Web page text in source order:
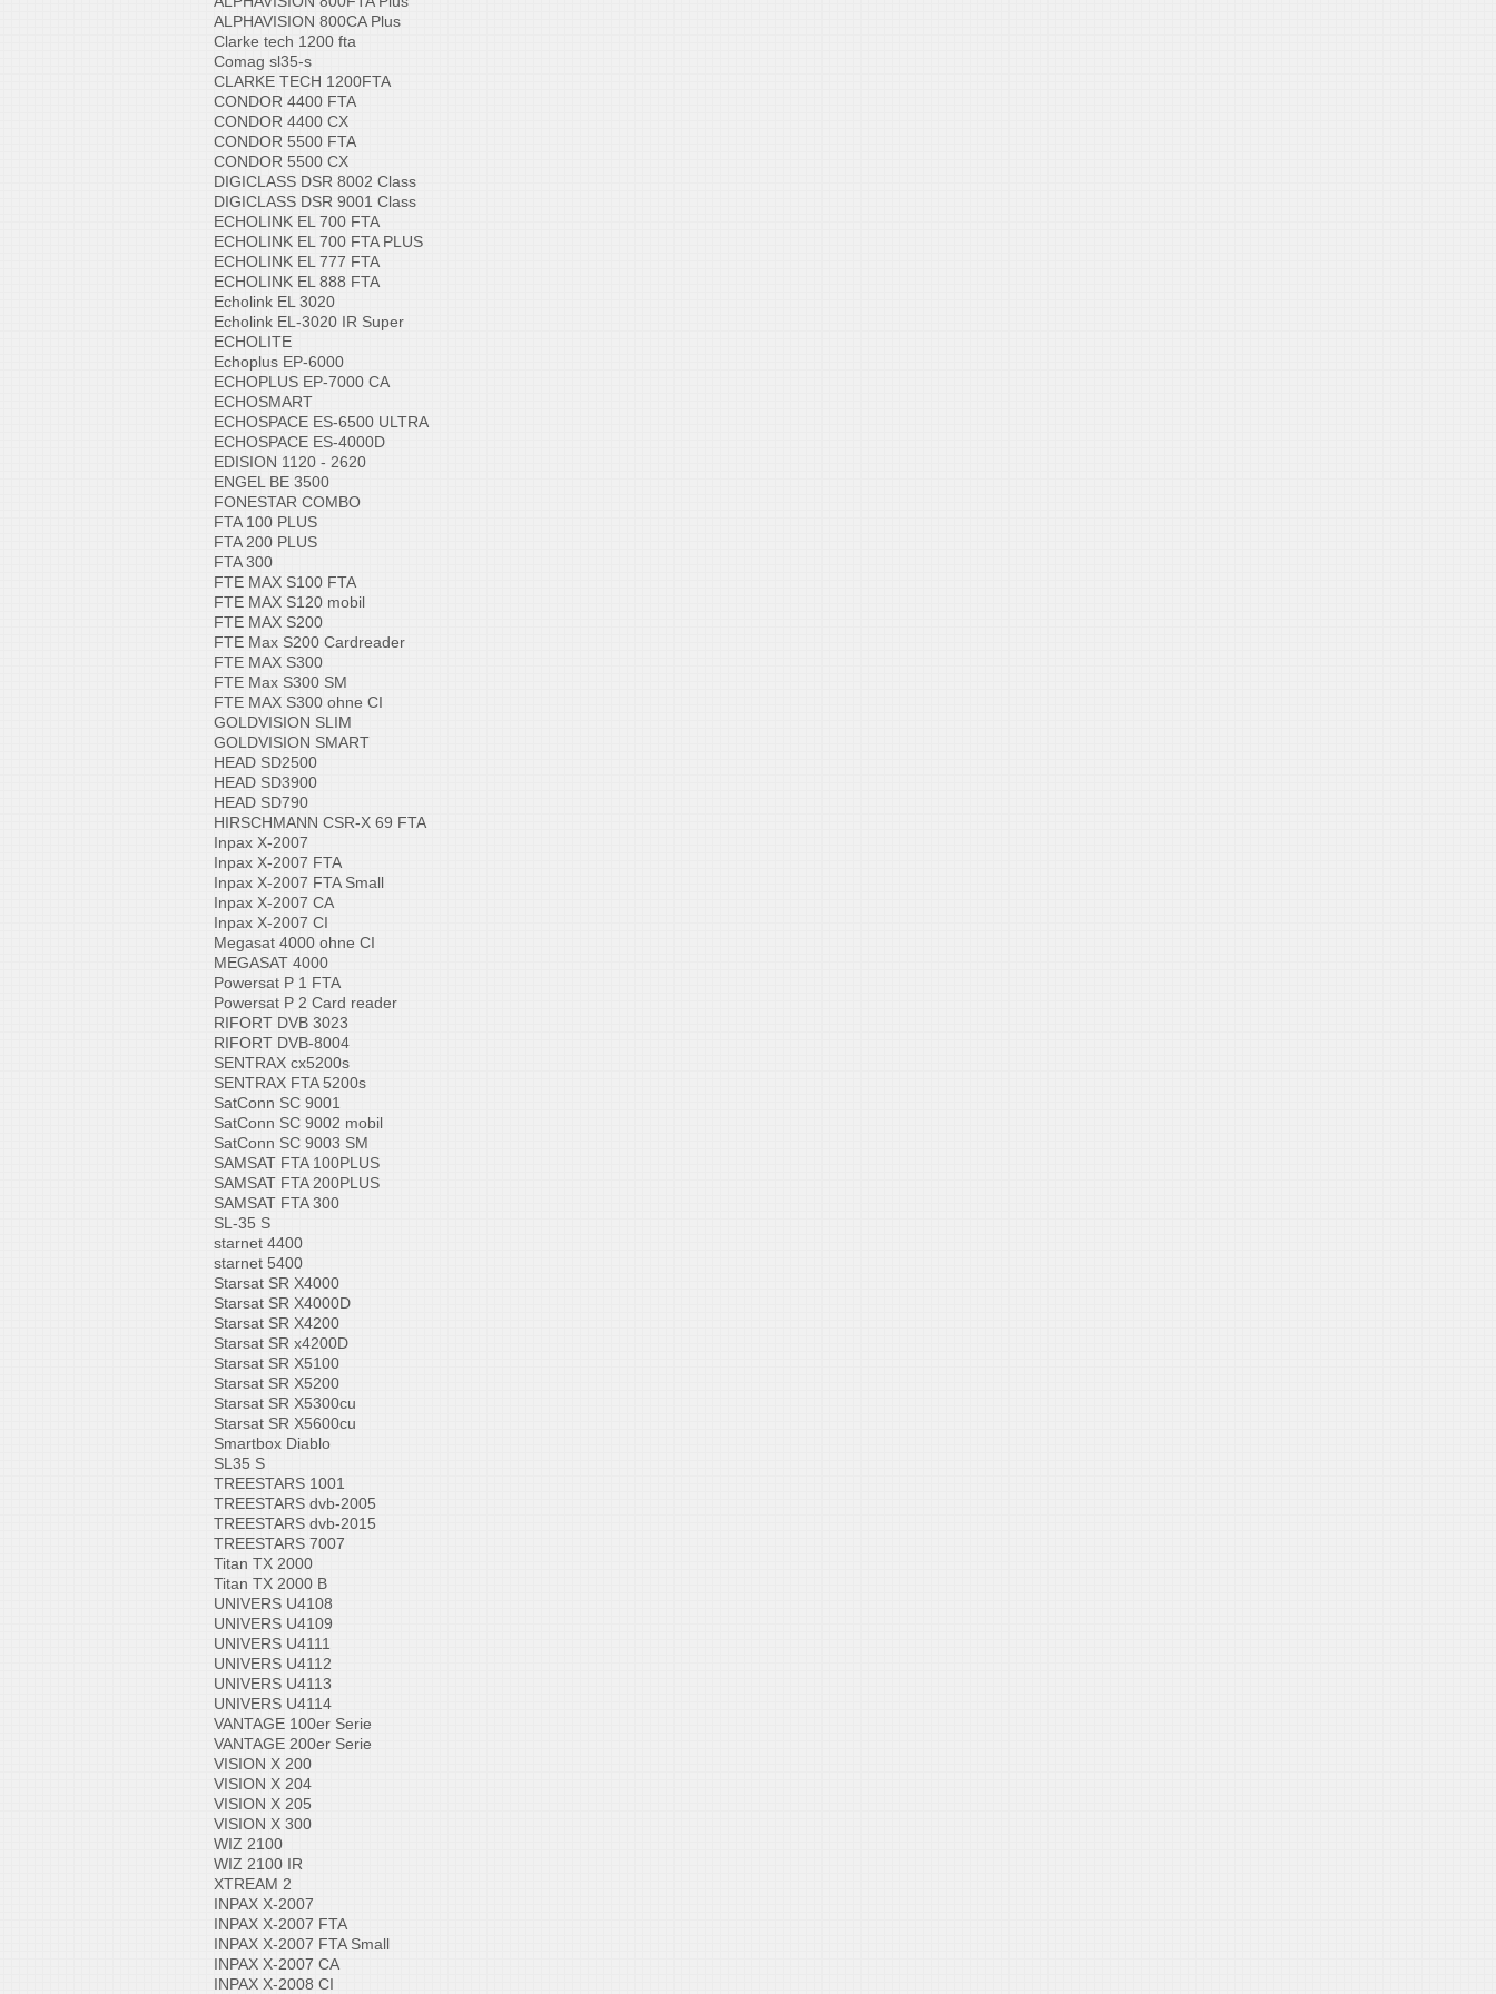
ALPHAVISION 800CA Plus
Clarke tech 1200 fta
Comag sl35-s
CLARKE TECH 1200FTA
CONDOR 4400 FTA
CONDOR 4400 CX
CONDOR 5500 FTA
CONDOR 5500 CX
DIGICLASS DSR 8002 Class
DIGICLASS DSR 9001 Class
ECHOLINK EL 700 FTA
ECHOLINK EL 700 FTA PLUS
ECHOLINK EL 777 FTA
ECHOLINK EL 888 FTA
Echolink EL 3020
Echolink EL-3020 IR Super
ECHOLITE
Echoplus EP-6000
ECHOPLUS EP-7000 CA
ECHOSMART
ECHOSPACE ES-6500 ULTRA
ECHOSPACE ES-4000D
EDISION 1120 - 2620
ENGEL BE 3500
FONESTAR COMBO
FTA 100 PLUS
FTA 200 PLUS
FTA 300
FTE MAX S100 FTA
FTE MAX S120 mobil
FTE MAX S200
FTE Max S200 Cardreader
FTE MAX S300
FTE Max S300 SM
FTE MAX S300 ohne CI
GOLDVISION SLIM
GOLDVISION SMART
HEAD SD2500
HEAD SD3900
HEAD SD790
HIRSCHMANN CSR-X 69 FTA
Inpax X-2007
Inpax X-2007 FTA
Inpax X-2007 FTA Small
Inpax X-2007 CA
Inpax X-2007 CI
Megasat 4000 ohne CI
MEGASAT 4000
Powersat P 1 FTA
Powersat P 2 Card reader
RIFORT DVB 3023
RIFORT DVB-8004
SENTRAX cx5200s
SENTRAX FTA 5200s
SatConn SC 9001
SatConn SC 9002 mobil
SatConn SC 9003 SM
SAMSAT FTA 100PLUS
SAMSAT FTA 200PLUS
SAMSAT FTA 300
SL-35 S
starnet 4400
starnet 5400
Starsat SR X4000
Starsat SR X4000D
Starsat SR X4200
Starsat SR x4200D
Starsat SR X5100
Starsat SR X5200
Starsat SR X5300cu
Starsat SR X5600cu
Smartbox Diablo
SL35 S
TREESTARS 1001
TREESTARS dvb-2005
TREESTARS dvb-2015
TREESTARS 7007
Titan TX 2000
Titan TX 2000 B
UNIVERS U4108
UNIVERS U4109
UNIVERS U4111
UNIVERS U4112
UNIVERS U4113
UNIVERS U4114
VANTAGE 100er Serie
VANTAGE 200er Serie
VISION X 200
VISION X 204
VISION X 205
VISION X 300
WIZ 2100
WIZ 2100 IR
XTREAM 2
INPAX X-2007
INPAX X-2007 FTA
INPAX X-2007 FTA Small
INPAX X-2007 CA
INPAX X-2008 CI